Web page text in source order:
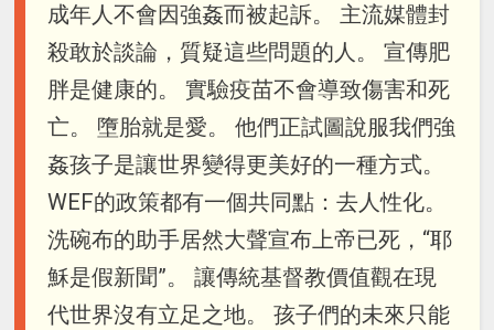
成年人不會因強姦而被起訴。 主流媒體封
殺敢於談論，質疑這些問題的人。 宣傳肥
胖是健康的。 實驗疫苗不會導致傷害和死
亡。 墮胎就是愛。 他們正試圖說服我們強
姦孩子是讓世界變得更美好的一種方式。
WEF的政策都有一個共同點：去人性化。
洗碗布的助手居然大聲宣布上帝已死，“耶
穌是假新聞”。 讓傳統基督教價值觀在現
代世界沒有立足之地。 孩子們的未來只能